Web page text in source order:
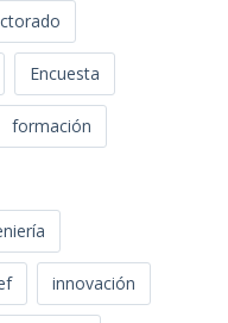
Encuesta
formación
innovación